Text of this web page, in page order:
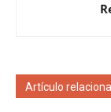
Artículo